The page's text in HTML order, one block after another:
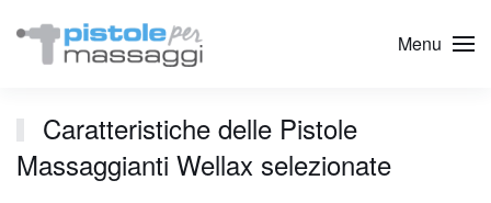
Menu
Caratteristiche delle Pistole
Massaggianti Wellax selezionate